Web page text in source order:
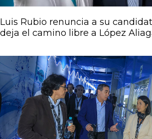
Luis Rubio renuncia a su
deja el camino libre a López